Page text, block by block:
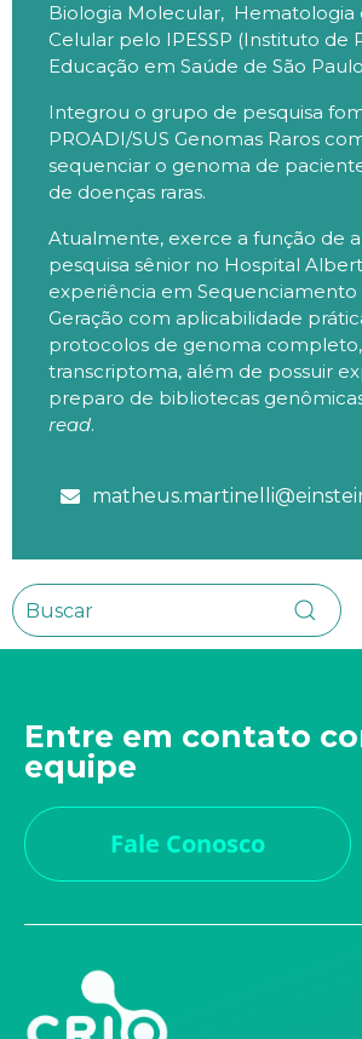
Biologia Molecular, Hematologia
Celular pelo IPESSP (Instituto de
Educação em Saúde de São
Integrou o grupo de pesquisa
PROADI/SUS Genomas Raros
sequenciar o genoma de
de doenças raras.
Atualmente, exerce a função de
pesquisa sênior no Hospital
experiência em Sequenciamento
Geração com aplicabilidade
protocolos de genoma
transcriptoma, além de possuir
preparo de bibliotecas
read.
Entre em contato
equipe
Fale Conosco